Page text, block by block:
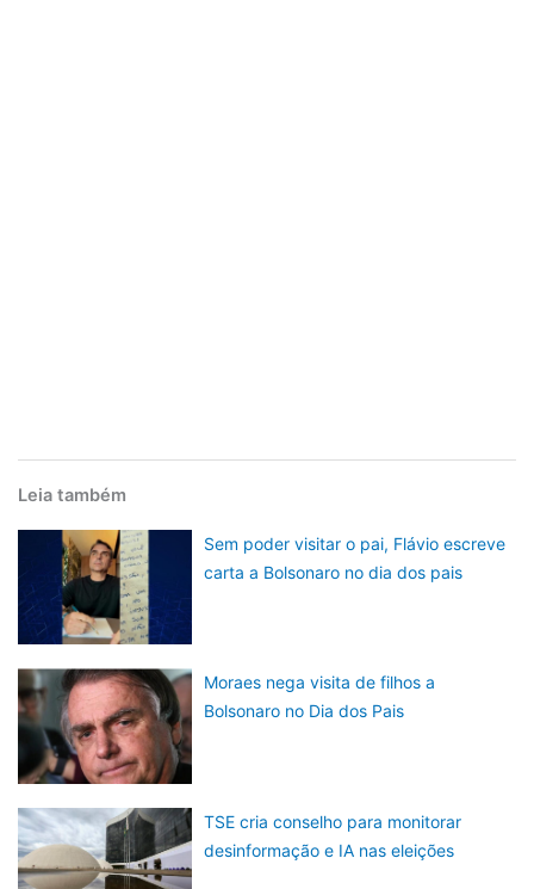
Leia também
Sem poder visitar o pai, Flávio escreve
carta a Bolsonaro no dia dos pais
Moraes nega visita de filhos a
Bolsonaro no Dia dos Pais
TSE cria conselho para monitorar
desinformação e IA nas eleições